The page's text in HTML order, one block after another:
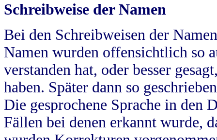
Schreibweise der Namen
Bei den Schreibweisen der
Namen wurden offensichtlich so
verstanden hat, oder besser
haben. Später dann so
Die gesprochene Sprache in
Fällen bei denen erkannt wurde,